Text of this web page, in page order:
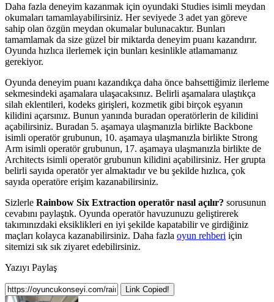
Daha fazla deneyim kazanmak için oyundaki Studies isimli meydan
okumaları tamamlayabilirsiniz. Her seviyede 3 adet yan göreve
sahip olan özgün meydan okumalar bulunacaktır. Bunları
tamamlamak da size güzel bir miktarda deneyim puanı kazandırır.
Oyunda hızlıca ilerlemek için bunları kesinlikle atlamamanız
gerekiyor.
Oyunda deneyim puanı kazandıkça daha önce bahsettiğimiz ilerleme
sekmesindeki aşamalara ulaşacaksınız. Belirli aşamalara ulaştıkça
silah eklentileri, kodeks girişleri, kozmetik gibi birçok eşyanın
kilidini açarsınız. Bunun yanında buradan operatörlerin de kilidini
açabilirsiniz. Buradan 5. aşamaya ulaşmanızla birlikte Backbone
isimli operatör grubunun, 10. aşamaya ulaşmanızla birlikte Strong
Arm isimli operatör grubunun, 17. aşamaya ulaşmanızla birlikte de
Architects isimli operatör grubunun kilidini açabilirsiniz. Her grupta
belirli sayıda operatör yer almaktadır ve bu şekilde hızlıca, çok
sayıda operatöre erişim kazanabilirsiniz.
Sizlerle Rainbow Six Extraction operatör nasıl açılır? sorusunun
cevabını paylaştık. Oyunda operatör havuzunuzu geliştirerek
takımınızdaki eksiklikleri en iyi şekilde kapatabilir ve girdiğiniz
maçları kolayca kazanabilirsiniz. Daha fazla oyun rehberi için
sitemizi sık sık ziyaret edebilirsiniz.
Yazıyı Paylaş
Link Copied!